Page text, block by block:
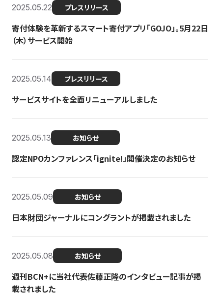
2025.05.22 プレスリリース
寄付体験を革新するスマート寄付アプリ「GOJO」。5月22日
（木）サービス開始
2025.05.14 プレスリリース
サービスサイトを全面リニューアルしました
2025.05.13 お知らせ
認定NPOカンファレンス「ignite!」開催決定のお知らせ
2025.05.09 お知らせ
日本財団ジャーナルにコングラントが掲載されました
2025.05.08 お知らせ
週刊BCN+に当社代表佐藤正隆のインタビュー記事が掲
載されました